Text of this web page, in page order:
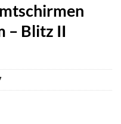
– Blitz II